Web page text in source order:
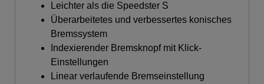
Leichter als die Speedster S
Überarbeitetes und verbessertes konisches
Bremssystem
Indexierender Bremsknopf mit Klick-
Einstellungen
Linear verlaufende Bremseinstellung